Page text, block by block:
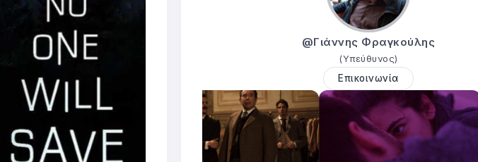
@Γιάννης Φραγκούλης
(Υπεύθυνος)
Επικοινωνία